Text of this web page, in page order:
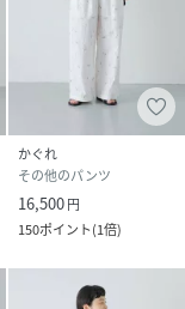
かぐれ
その他のパンツ
16,500円
150ポイント(1倍)